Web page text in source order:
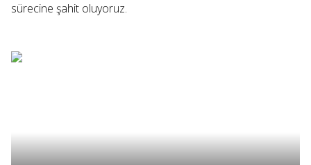
sürecine şahit oluyoruz.